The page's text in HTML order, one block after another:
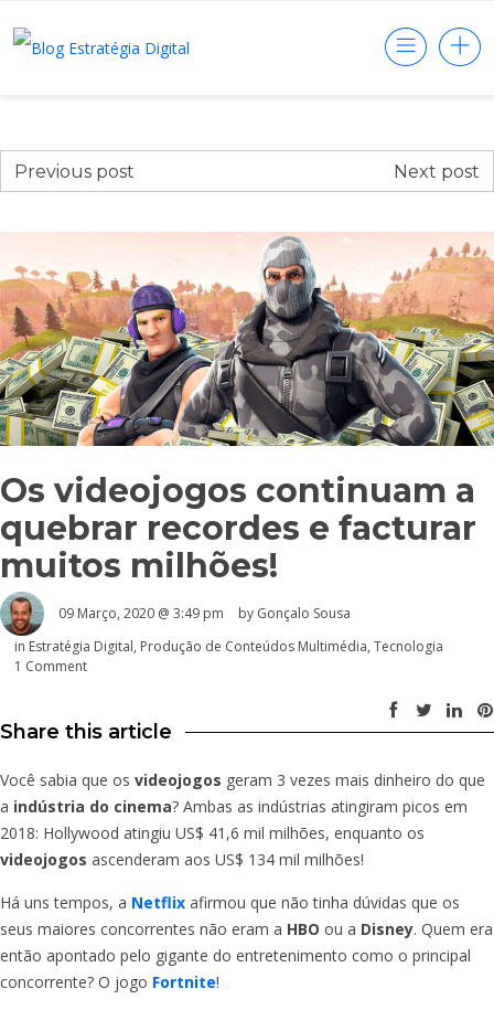
Previous post Next post
Os videojogos continuam a
quebrar recordes e facturar
muitos milhões!
09 Março, 2020 @ 3:49 pm by Gonçalo Sousa
in Estratégia Digital, Produção de Conteúdos Multimédia, Tecnologia
1 Comment
Share this article
Você sabia que os videojogos geram 3 vezes mais dinheiro do que
a indústria do cinema? Ambas as indústrias atingiram picos em
2018: Hollywood atingiu US$ 41,6 mil milhões, enquanto os
videojogos ascenderam aos US$ 134 mil milhões!
Há uns tempos, a Netflix afirmou que não tinha dúvidas que os
seus maiores concorrentes não eram a HBO ou a Disney. Quem era
então apontado pelo gigante do entretenimento como o principal
concorrente? O jogo Fortnite!